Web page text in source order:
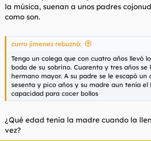
la música, suenan a unos padres
como son.
curro jimenez rebuznó:
Tengo un colega que con cuatro años llevó
boda de su sobrino. Cuarenta y tres años se
hermano mayor. A su padre se le escapó un
sesenta y pico años y su madre aun tenía el
capacidad para cocer bollos
¿Qué edad tenía la madre cuando la
vez?